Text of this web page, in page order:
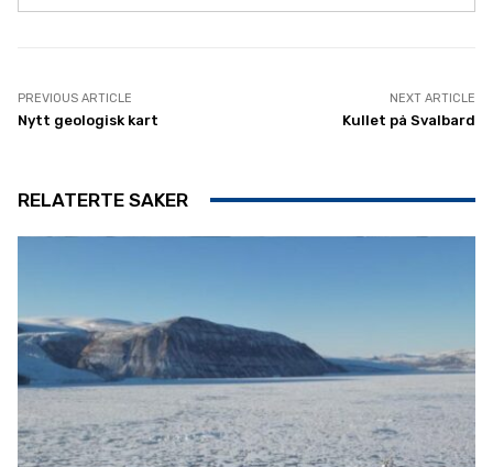
PREVIOUS ARTICLE
Nytt geologisk kart
NEXT ARTICLE
Kullet på Svalbard
RELATERTE SAKER